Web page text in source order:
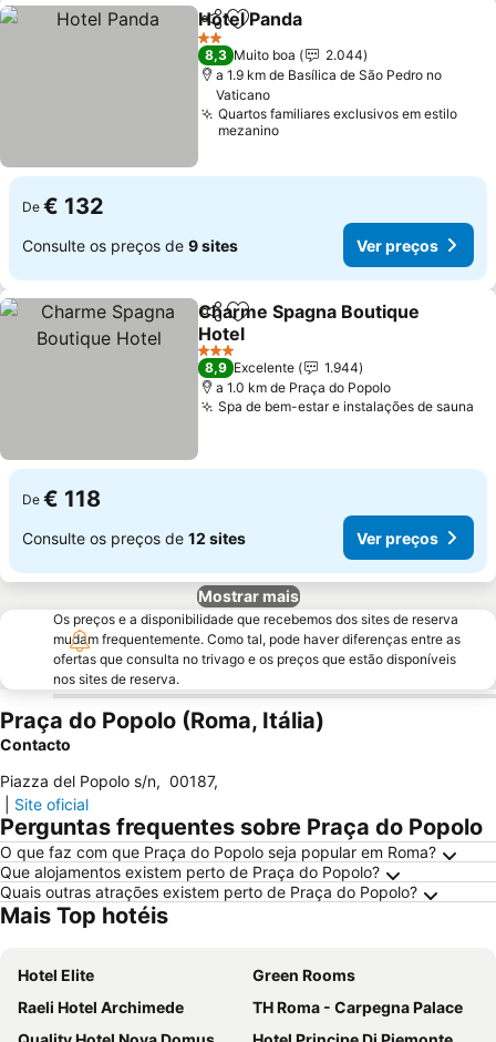
PartilharAdicionar aos favoritos
Hotel Panda
2 Estrelas
8,3 Muito boa
2.044
a 1.9 km de Basílica de São Pedro no
Vaticano
Quartos familiares exclusivos em estilo
mezanino
De € 132
Consulte os preços de 9 sites Ver preços
PartilharAdicionar aos favoritos
Charme Spagna Boutique
Hotel
3 Estrelas
8,9 Excelente
1.944
a 1.0 km de Praça do Popolo
Spa de bem-estar e instalações de sauna
De € 118
Consulte os preços de 12 sites Ver preços
Mostrar mais
Os preços e a disponibilidade que recebemos dos sites de reserva
mudam frequentemente. Como tal, pode haver diferenças entre as
ofertas que consulta no trivago e os preços que estão disponíveis
nos sites de reserva.
Praça do Popolo (Roma, Itália)
Contacto
Piazza del Popolo s/n, 00187,
Site oficial
Perguntas frequentes sobre Praça do Popolo
O que faz com que Praça do Popolo seja popular em Roma?
Que alojamentos existem perto de Praça do Popolo?
Quais outras atrações existem perto de Praça do Popolo?
Mais Top hotéis
Hotel Elite
Green Rooms
Raeli Hotel Archimede
TH Roma - Carpegna Palace